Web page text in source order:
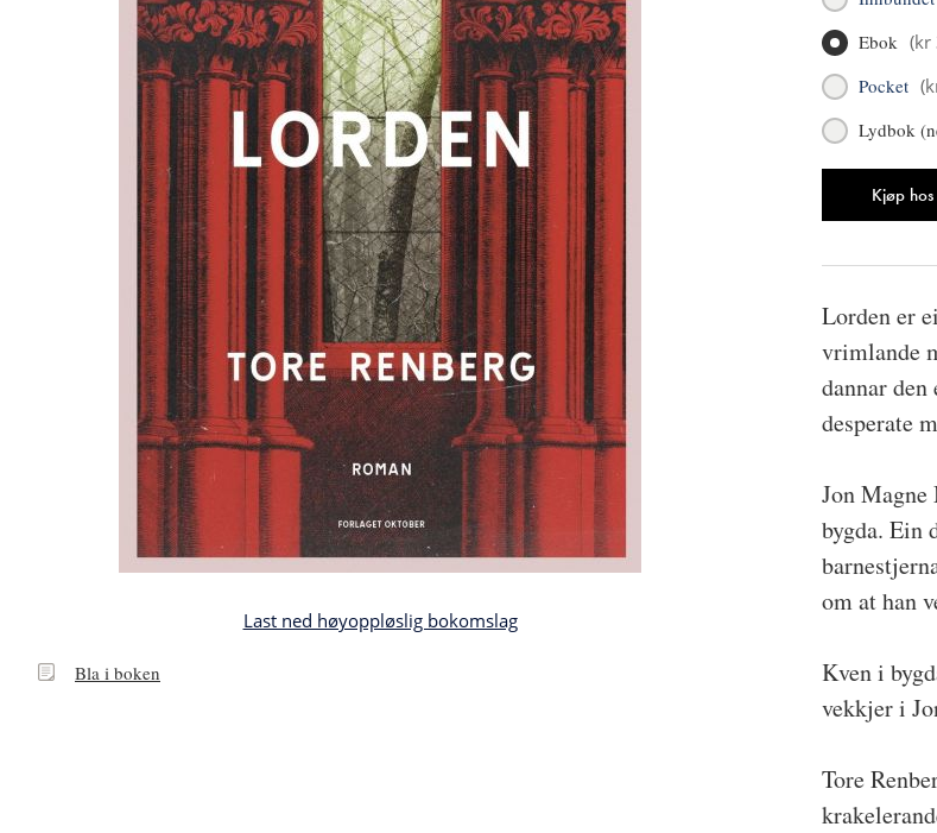
Last ned høyoppløslig bokomslag
BlaBla i boken
Ebok (kr
Pocket (
Lydbok
Kjøp
Lorden er
vrimlande
dannar
desperate
Jon
bygda. Ein
om at han
Kven i
vekkjer i
Tore